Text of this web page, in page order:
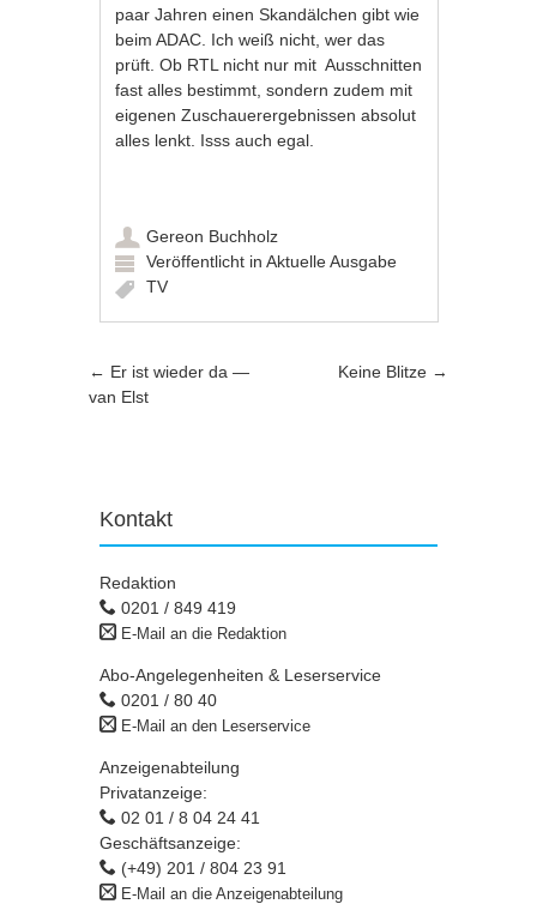
paar Jahren einen Skandälchen gibt wie
beim ADAC. Ich weiß nicht, wer das
prüft. Ob RTL nicht nur mit Ausschnitten
fast alles bestimmt, sondern zudem mit
eigenen Zuschauerergebnissen absolut
alles lenkt. Isss auch egal.
Gereon Buchholz
Veröffentlicht inAktuelle Ausgabe
TV
Artikel-Navigation
← Er ist wieder da —
van Elst
Keine Blitze →
Kontakt
Redaktion
0201 / 849 419
E-Mail an die Redaktion
Abo-Angelegenheiten & Leserservice
0201 / 80 40
E-Mail an den Leserservice
Anzeigenabteilung
Privatanzeige:
02 01 / 8 04 24 41
Geschäftsanzeige:
(+49) 201 / 804 23 91
E-Mail an die Anzeigenabteilung